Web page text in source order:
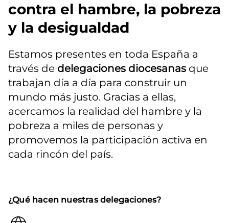
contra el hambre, la pobreza
y la desigualdad
Estamos presentes en toda España a
través de delegaciones diocesanas que
trabajan día a día para construir un
mundo más justo. Gracias a ellas,
acercamos la realidad del hambre y la
pobreza a miles de personas y
promovemos la participación activa en
cada rincón del país.
¿Qué hacen nuestras delegaciones?